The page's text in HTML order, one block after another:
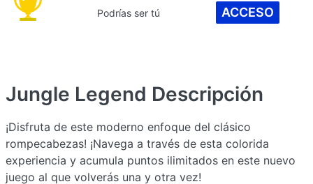
Podrías ser tú ACCESO
Jungle Legend Descripción
¡Disfruta de este moderno enfoque del clásico
rompecabezas! ¡Navega a través de esta colorida
experiencia y acumula puntos ilimitados en este nuevo
juego al que volverás una y otra vez!